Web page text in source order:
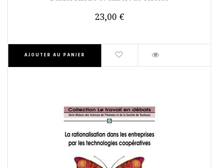
AJOUTER AU PANIER
23,00 €